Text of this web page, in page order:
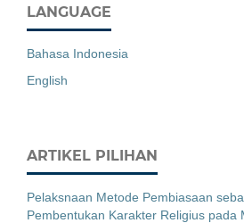
LANGUAGE
Bahasa Indonesia
English
ARTIKEL PILIHAN
Pelaksnaan Metode Pembiasaan
Pembentukan Karakter Religius pada